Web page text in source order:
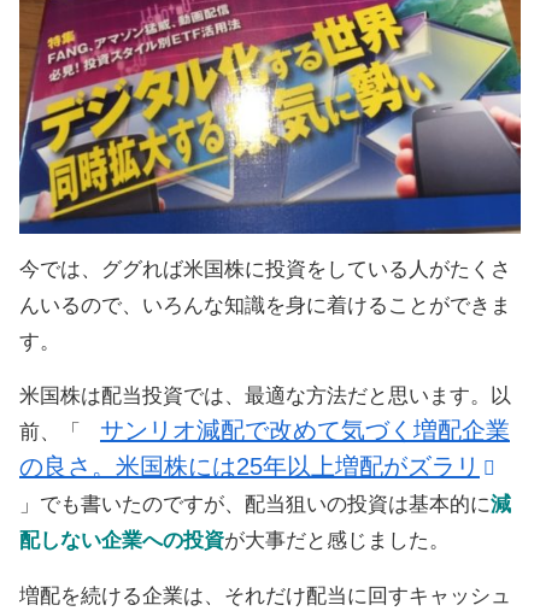
今では、ググれば米国株に投資をしている人がたくさ
んいるので、いろんな知識を身に着けることができま
す。
米国株は配当投資では、最適な方法だと思います。以
前、「
サンリオ減配で改めて気づく増配企業
の良さ。米国株には25年以上増配がズラリ
」でも書いたのですが、配当狙いの投資は基本的に減
配しない企業への投資が大事だと感じました。
増配を続ける企業は、それだけ配当に回すキャッシュ